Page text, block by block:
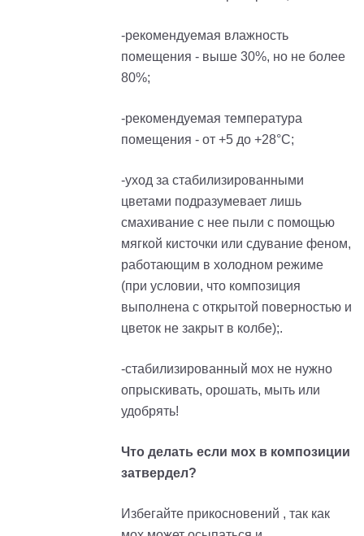
-рекомендуемая влажность
помещения - выше 30%, но не более
80%;
-рекомендуемая температура
помещения - от +5 до +28°С;
-уход за стабилизированными
цветами подразумевает лишь
смахивание с нее пыли с помощью
мягкой кисточки или сдувание феном,
работающим в холодном режиме
(при условии, что композиция
выполнена с открытой поверностью и
цветок не закрыт в колбе);.
-стабилизированный мох не нужно
опрыскивать, орошать, мыть или
удобрять!
Что делать если мох в композиции
затвердел?
Избегайте прикосновений , так как